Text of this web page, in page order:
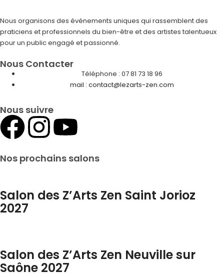
Nous organisons des événements uniques qui rassemblent des
praticiens et professionnels du bien-être et des artistes talentueux
pour un public engagé et passionné.
Nous Contacter
Téléphone : 07 81 73 18 96
mail : contact@lezarts-zen.com
Nous suivre
Nos prochains salons
Salon des Z’Arts Zen Saint Jorioz
2027
Salon des Z’Arts Zen Neuville sur
Saône 2027